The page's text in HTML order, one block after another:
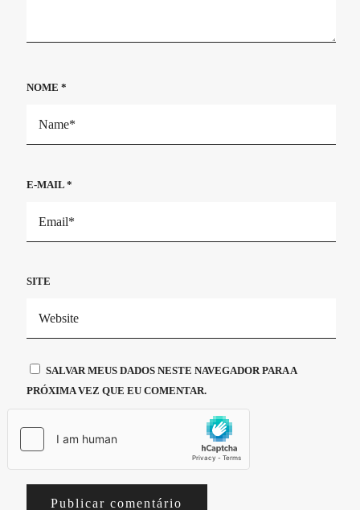
NOME *
E-MAIL *
SITE
SALVAR MEUS DADOS NESTE NAVEGADOR PARA A
PRÓXIMA VEZ QUE EU COMENTAR.